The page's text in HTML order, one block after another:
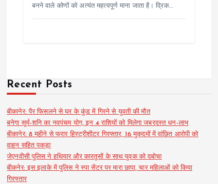
बनने वाले कोणों को अत्यंत महत्वपूर्ण माना जाता है। द्रिक…
Recent Posts
बीकानेर: पैर फिसलने से घर के कुंड में गिरने से युवती की मौत
बनेगा सूर्य-शनि का नवपंचम योग, इन 4 राशियों को मिलेगा जबरदस्त धन-लाभ
बीकानेर: 8 महीने से फरार हिस्ट्रीशीटर गिरफ्तार, 16 मुकदमों में वांछित आरोपी को
वाहन सहित पकड़ा
जेएनवीसी पुलिस ने हथियार और कारतूसों के साथ युवक को दबोचा
बीकनेर: इस इलाके में पुलिस ने स्पा सेंटर पर मारा छापा, चार महिलाओं को किया
गिरफ्तार